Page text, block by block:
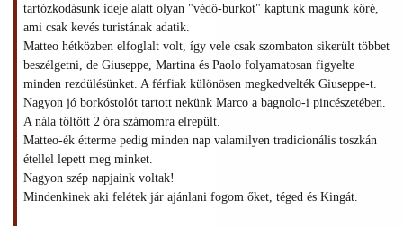
tartózkodásunk ideje alatt olyan "védő-burkot" kaptunk magunk köré,
ami csak kevés turistának adatik.
Matteo hétközben elfoglalt volt, így vele csak szombaton sikerült többet
beszélgetni, de Giuseppe, Martina és Paolo folyamatosan figyelte
minden rezdülésünket. A férfiak különösen megkedvelték Giuseppe-t.
Nagyon jó borkóstolót tartott nekünk Marco a bagnolo-i pincészetében.
A nála töltött 2 óra számomra elrepült.
Matteo-ék étterme pedig minden nap valamilyen tradicionális toszkán
étellel lepett meg minket.
Nagyon szép napjaink voltak!
Mindenkinek aki felétek jár ajánlani fogom őket, téged és Kingát.